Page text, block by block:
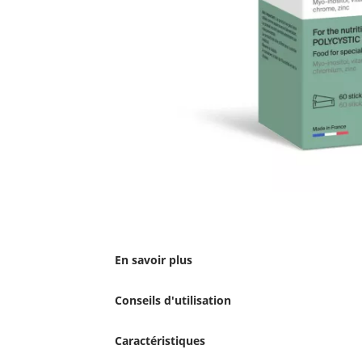
En savoir plus
Conseils d'utilisation
Caractéristiques